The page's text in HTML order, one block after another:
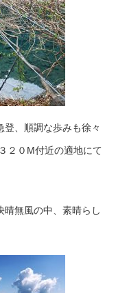
、順調な歩みも徐々
２０M付近の適地にて
晴無風の中、素晴らし